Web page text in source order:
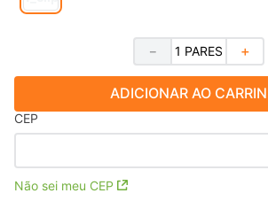
＋
－
ADICIONAR AO
CEP
Não sei meu CEP